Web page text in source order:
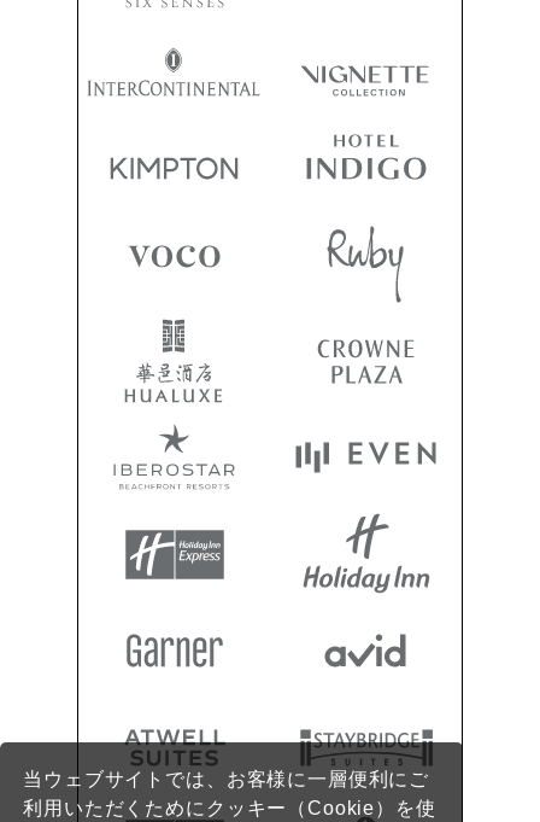
当ウェブサイトでは、お客様に一層便利にご
利用いただくためにクッキー（Cookie）を使